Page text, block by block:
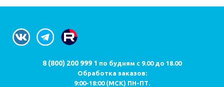
8 (800) 200 999 1 по будням с 9.00 до 18.00
Обработка заказов:
9:00-18:00 (МСК) ПН-ПТ.